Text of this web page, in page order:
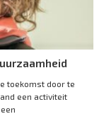
toekomst door te
een activiteit